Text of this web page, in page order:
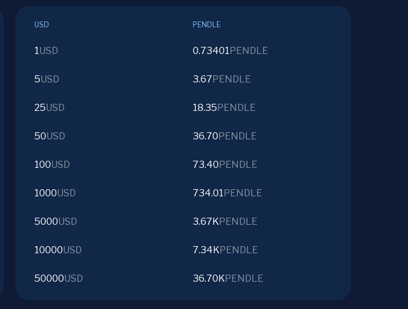
USD PENDLE
1USD 0.73401PENDLE
5USD 3.67PENDLE
25USD 18.35PENDLE
50USD 36.70PENDLE
100USD 73.40PENDLE
1000USD 734.01PENDLE
5000USD 3.67KPENDLE
10000USD 7.34KPENDLE
50000USD 36.70KPENDLE